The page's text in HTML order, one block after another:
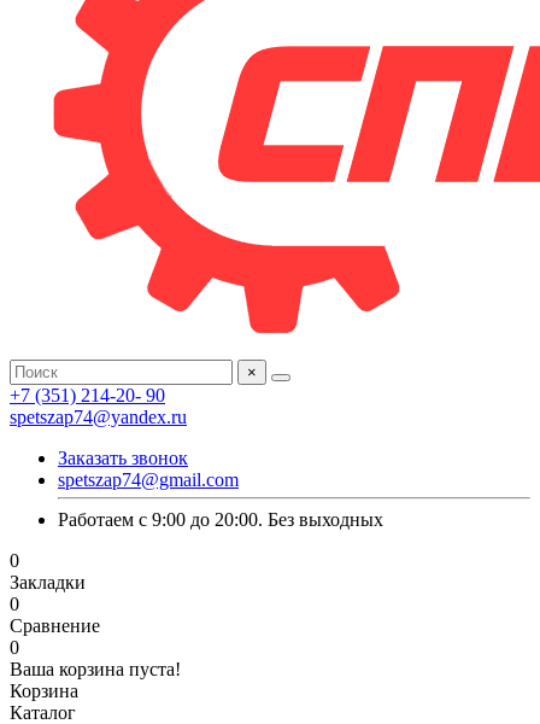
×
+7 (351) 214-20- 90
spetszap74@yandex.ru
Заказать звонок
spetszap74@gmail.com
Работаем с 9:00 до 20:00. Без выходных
0
Закладки
0
Сравнение
0
Ваша корзина пуста!
Корзина
Каталог